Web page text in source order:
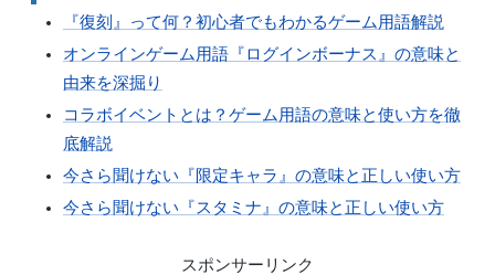
『復刻』って何？初心者でもわかるゲーム用語解説
オンラインゲーム用語『ログインボーナス』の意味と
由来を深掘り
コラボイベントとは？ゲーム用語の意味と使い方を徹
底解説
今さら聞けない『限定キャラ』の意味と正しい使い方
今さら聞けない『スタミナ』の意味と正しい使い方
スポンサーリンク